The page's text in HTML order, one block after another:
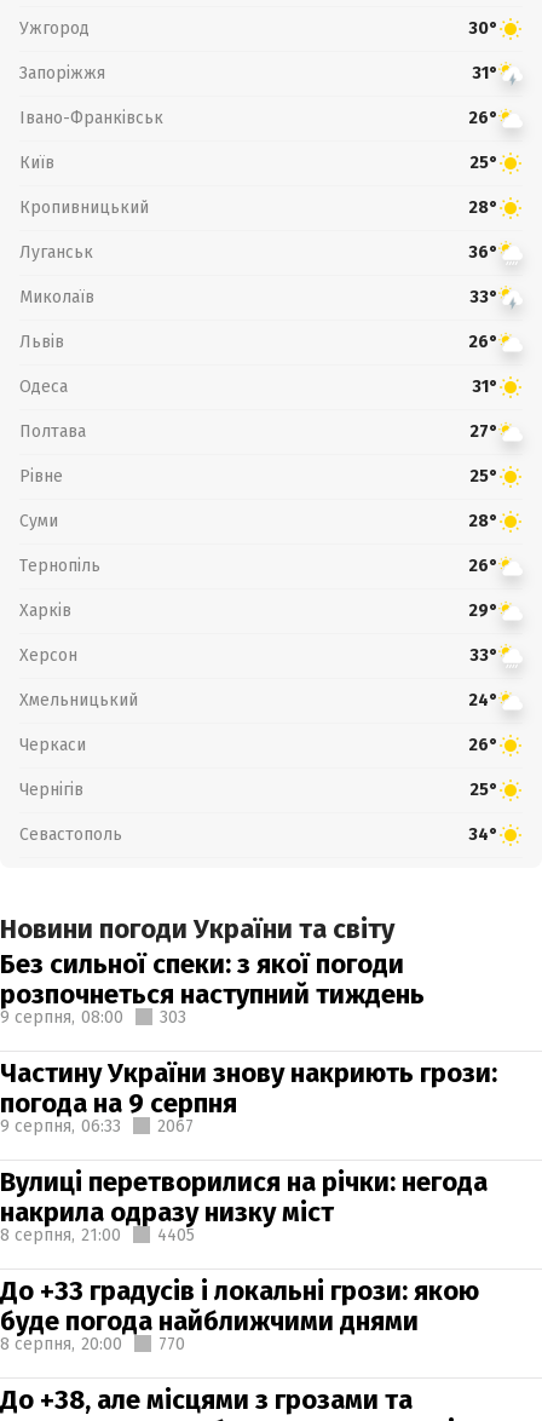
Ужгород 30°
Запоріжжя 31°
Івано-Франківськ 26°
Київ 25°
Кропивницький 28°
Луганськ 36°
Миколаїв 33°
Львів 26°
Одеса 31°
Полтава 27°
Рівне 25°
Суми 28°
Тернопіль 26°
Харків 29°
Херсон 33°
Хмельницький 24°
Черкаси 26°
Чернігів 25°
Севастополь 34°
Новини погоди України та світу
Без сильної спеки: з якої погоди
розпочнеться наступний тиждень
9 серпня, 08:00 303
Частину України знову накриють грози:
погода на 9 серпня
9 серпня, 06:33 2067
Вулиці перетворилися на річки: негода
накрила одразу низку міст
8 серпня, 21:00 4405
До +33 градусів і локальні грози: якою
буде погода найближчими днями
8 серпня, 20:00 770
До +38, але місцями з грозами та